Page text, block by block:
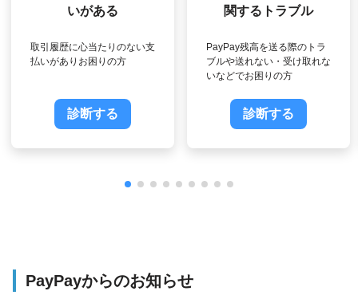
いがある
取引履歴に心当たりのない支
払いがありお困りの方
診断する
関するトラブル
PayPay残高を送る際のトラ
ブルや送れない・受け取れな
いなどでお困りの方
診断する
PayPayからのお知らせ